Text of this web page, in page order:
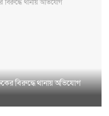
বিরুদ্ধে থানায় অভিযোগ